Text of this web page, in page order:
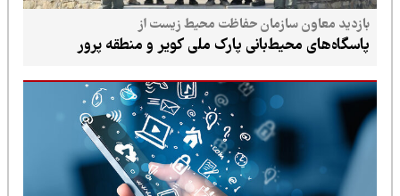
بازدید معاون سازمان حفاظت محیط زیست از
پاسگاه‌های محیط‌بانی پارک ملی کویر و منطقه پرور